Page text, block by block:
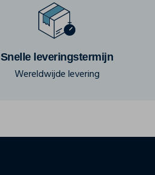
Snelle leveringstermijn
Wereldwijde levering